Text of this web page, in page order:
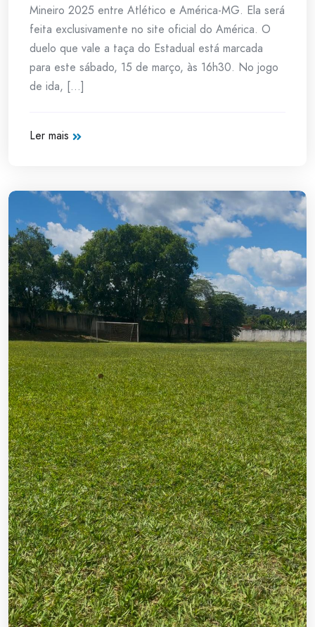
Mineiro 2025 entre Atlético e América-MG. Ela será
feita exclusivamente no site oficial do América. O
duelo que vale a taça do Estadual está marcada
para este sábado, 15 de março, às 16h30. No jogo
de ida, [...]
Ler mais